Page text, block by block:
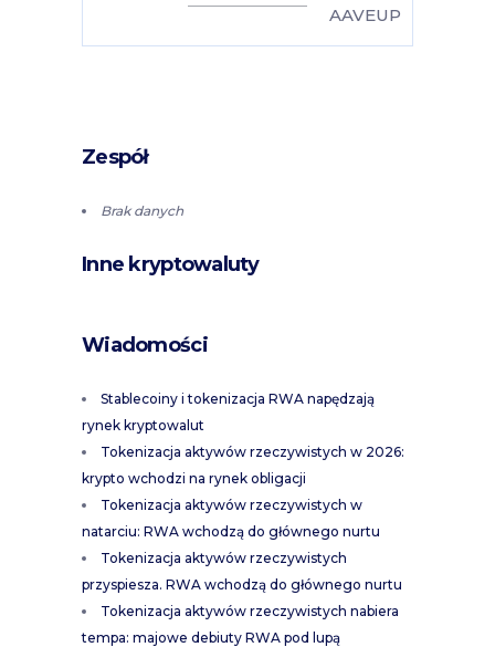
AAVEUP
Zespół
Brak danych
Inne kryptowaluty
Wiadomości
Stablecoiny i tokenizacja RWA napędzają
rynek kryptowalut
Tokenizacja aktywów rzeczywistych w 2026:
krypto wchodzi na rynek obligacji
Tokenizacja aktywów rzeczywistych w
natarciu: RWA wchodzą do głównego nurtu
Tokenizacja aktywów rzeczywistych
przyspiesza. RWA wchodzą do głównego nurtu
Tokenizacja aktywów rzeczywistych nabiera
tempa: majowe debiuty RWA pod lupą